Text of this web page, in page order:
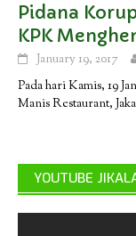
Pidana
KPK
January 19, 2017
Pada hari Kamis, 19
Manis Restaurant,
YOUTUBE